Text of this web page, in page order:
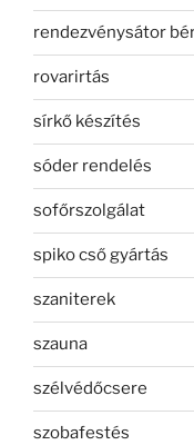
rendezvénysátor
rovarirtás
sírkő készítés
sóder rendelés
sofőrszolgálat
spiko cső gyártás
szaniterek
szauna
szélvédőcsere
szobafestés